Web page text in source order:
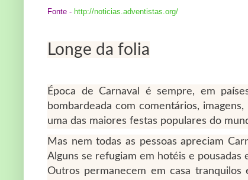
Fonte - http://noticias.adventistas.org/
Longe da folia
Época de Carnaval é sempre, em
bombardeada com comentários,
uma das maiores festas populares do
Mas nem todas as pessoas apreciam
Alguns se refugiam em hotéis e
Outros permanecem em casa